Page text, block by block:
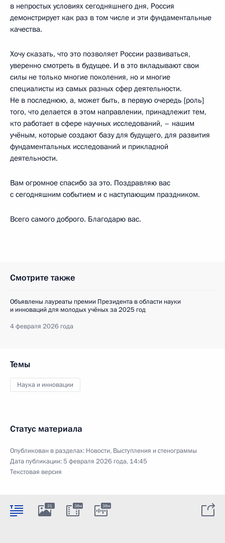
в непростых условиях сегодняшнего дня, Россия
демонстрирует как раз в том числе и эти фундаментальные
качества.
Хочу сказать, что это позволяет России развиваться,
уверенно смотреть в будущее. И в это вкладывают свои
силы не только многие поколения, но и многие
специалисты из самых разных сфер деятельности.
Не в последнюю, а, может быть, в первую очередь [роль]
того, что делается в этом направлении, принадлежит тем,
кто работает в сфере научных исследований, – нашим
учёным, которые создают базу для будущего, для развития
фундаментальных исследований и прикладной
деятельности.
Вам огромное спасибо за это. Поздравляю вас
с сегодняшним событием и с наступающим праздником.
Всего самого доброго. Благодарю вас.
Смотрите также
Объявлены лауреаты премии Президента в области науки
и инноваций для молодых учёных за 2025 год
4 февраля 2026 года
Темы
Наука и инновации
Статус материала
Опубликован в разделах: Новости, Выступления и стенограммы
Дата публикации:5 февраля 2026 года, 14:45
Текстовая версия
21 38м 38м